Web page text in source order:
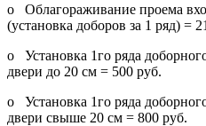
o Облагораживание проема
(установка доборов за 1 ряд) =
o Установка 1го ряда
двери до 20 см = 500 руб.
o Установка 1го ряда
двери свыше 20 см = 800 руб.